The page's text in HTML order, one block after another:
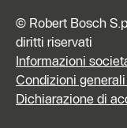
© Robert Bosch
diritti riservati
Informazioni
Condizioni generali
Dichiarazione di